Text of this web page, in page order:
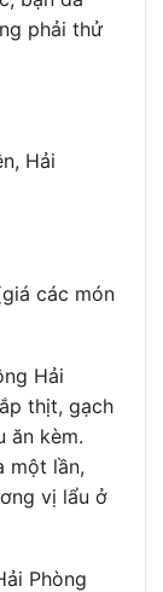
phải thử
Hải
các món
Hải
thịt, gạch
ăn kèm.
một lần,
vị lẩu ở
Phòng